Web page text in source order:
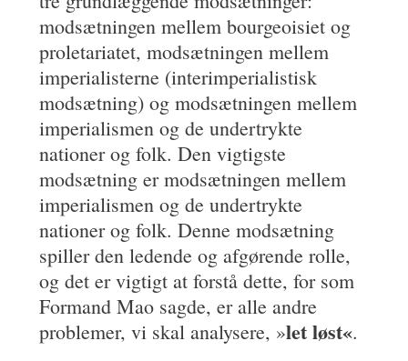
modsætningen mellem bourgeoisiet og
proletariatet, modsætningen mellem
imperialisterne (interimperialistisk
modsætning) og modsætningen mellem
imperialismen og de undertrykte
nationer og folk. Den vigtigste
modsætning er modsætningen mellem
imperialismen og de undertrykte
nationer og folk. Denne modsætning
spiller den ledende og afgørende rolle,
og det er vigtigt at forstå dette, for som
Formand Mao sagde, er alle andre
problemer, vi skal analysere, »let løst«.